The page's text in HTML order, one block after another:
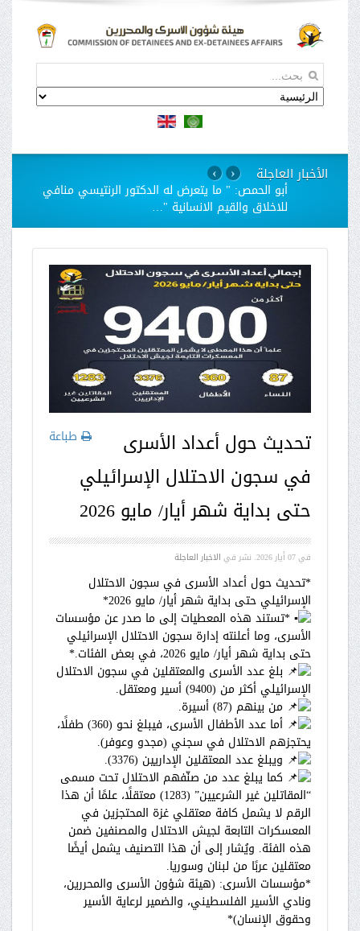
الأخبار العاجلة
استمرار مسلسل الانتهاكات بحق الاسيرات في سجن
"الدامون"
› ‹
طباعة
تحديث حول أعداد الأسرى
في سجون الاحتلال الإسرائيلي
حتى بداية شهر أيار/ مايو 2026
في07 أيار 2026 . نشر في الاخبار العاجلة
*تحديث حول أعداد الأسرى في سجون الاحتلال
الإسرائيلي حتى بداية شهر أيار/ مايو 2026*
*تستند هذه المعطيات إلى ما صدر عن مؤسسات
الأسرى، وما أعلنته إدارة سجون الاحتلال الإسرائيلي
حتى بداية شهر أيار/ مايو 2026، في بعض الفئات.*
بلغ عدد الأسرى والمعتقلين في سجون الاحتلال
الإسرائيلي أكثر من (9400) أسير ومعتقل.
من بينهم (87) أسيرة.
أما عدد الأطفال الأسرى، فيبلغ نحو (360) طفلًا،
يحتجزهم الاحتلال في سجني (مجدو وعوفر).
ويبلغ عدد المعتقلين الإداريين (3376).
كما يبلغ عدد من صنّفهم الاحتلال تحت مسمى
“المقاتلين غير الشرعيين” (1283) معتقلًا، علمًا أن هذا
الرقم لا يشمل كافة معتقلي غزة المحتجزين في
المعسكرات التابعة لجيش الاحتلال والمصنفين ضمن
هذه الفئة. ويُشار إلى أن هذا التصنيف يشمل أيضًا
معتقلين عربًا من لبنان وسوريا.
*مؤسسات الأسرى: (هيئة شؤون الأسرى والمحررين،
ونادي الأسير الفلسطيني، والضمير لرعاية الأسير
وحقوق الإنسان)*